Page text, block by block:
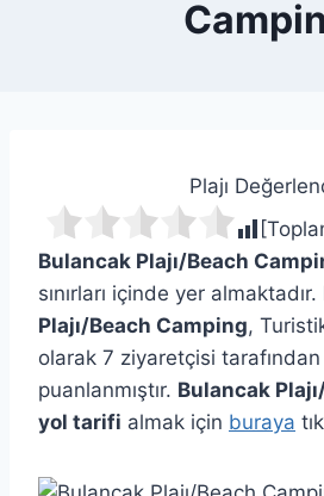
Plajı
Bulancak Plajı/Beach
sınırları içinde yer almaktadır.
Plajı/Beach Camping,
olarak 7 ziyaretçisi
puanlanmıştır. Bulancak
yol tarifi almak için buraya